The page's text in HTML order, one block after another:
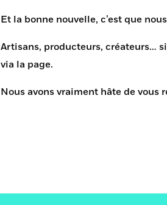
Et la bonne nouvelle, c’est que
Artisans, producteurs, créateurs…
via la page.
Nous avons vraiment hâte de vous